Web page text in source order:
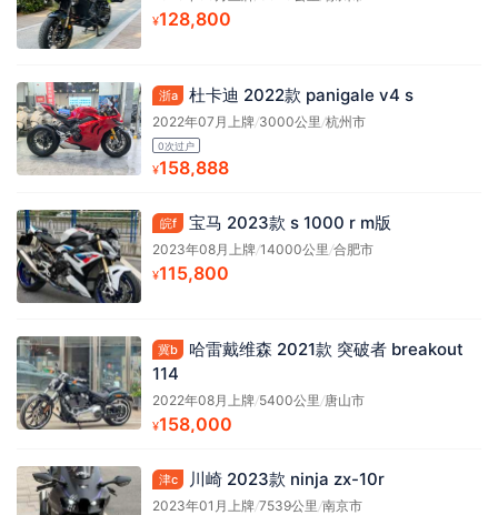
¥128,800
浙a 杜卡迪 2022款 panigale v4 s
2022年07月上牌/3000公里 /杭州市
0次过户
¥158,888
皖f 宝马 2023款 s 1000 r m版
2023年08月上牌/14000公里 /合肥市
¥115,800
冀b
哈雷戴维森 2021款 突破者 breakout
114
2022年08月上牌/5400公里 /唐山市
¥158,000
津c 川崎 2023款 ninja zx-10r
2023年01月上牌/7539公里 /南京市